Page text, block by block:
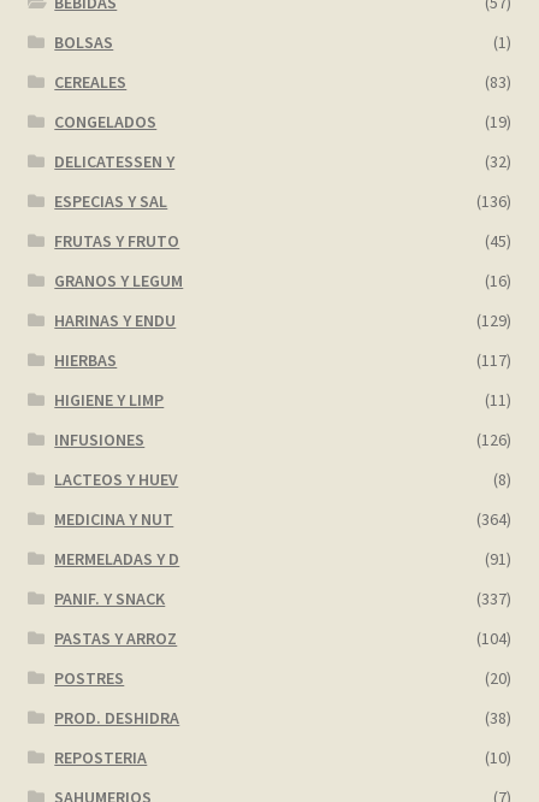
BOLSAS
(1)
CEREALES
(83)
CONGELADOS
(19)
DELICATESSEN Y
(32)
ESPECIAS Y SAL
(136)
FRUTAS Y FRUTO
(45)
GRANOS Y LEGUM
(16)
HARINAS Y ENDU
(129)
HIERBAS
(117)
HIGIENE Y LIMP
(11)
INFUSIONES
(126)
LACTEOS Y HUEV
(8)
MEDICINA Y NUT
(364)
MERMELADAS Y D
(91)
PANIF. Y SNACK
(337)
PASTAS Y ARROZ
(104)
POSTRES
(20)
PROD. DESHIDRA
(38)
REPOSTERIA
(10)
SAHUMERIOS
(7)